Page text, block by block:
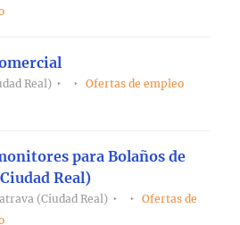
Real)
Ofertas de empleo
para Bolaños de
Real)
(Ciudad Real)
Ofertas de